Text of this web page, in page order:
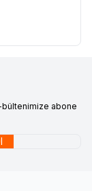
abone